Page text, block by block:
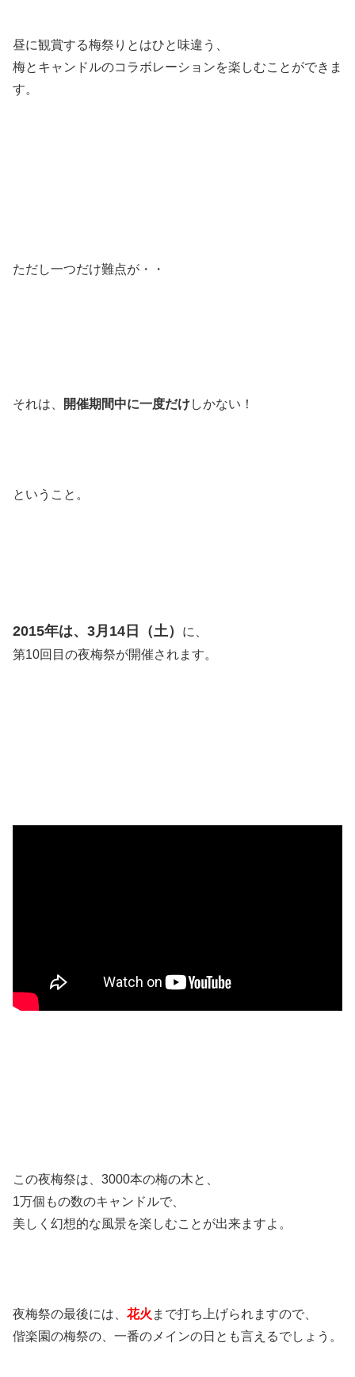
昼に観賞する梅祭りとはひと味違う、
梅とキャンドルのコラボレーションを楽しむことができま
す。
ただし一つだけ難点が・・
それは、 開催期間中に一度だけしかない！
ということ。
2015年は、3月14日（土）
に、
第10回目の夜梅祭が開催されます。
この夜梅祭は、3000本の梅の木と、
1万個もの数のキャンドルで、
美しく幻想的な風景を楽しむことが出来ますよ。
夜梅祭の最後には、 花火 まで打ち上げられますので、
偕楽園の梅祭の、一番のメインの日とも言えるでしょう。